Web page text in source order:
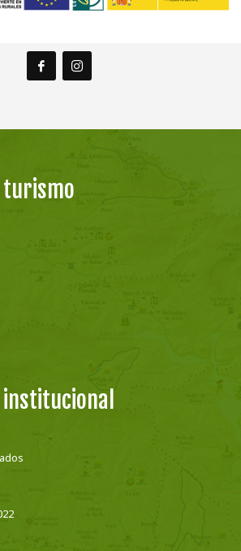
turismo